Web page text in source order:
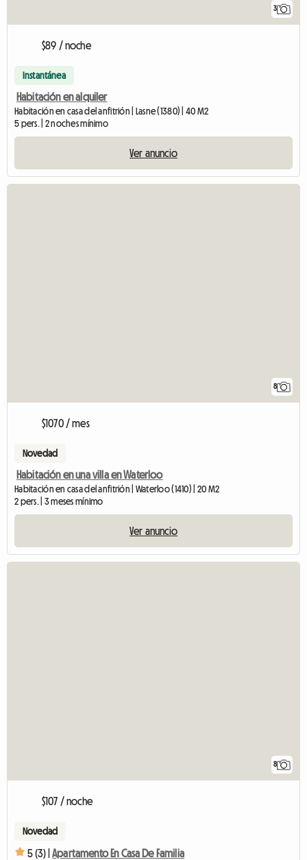
3
$89 / noche
Instantánea
Habitación en alquiler
Habitación en casa del anfitrión | Lasne (1380) | 40 M2
5 pers. | 2 noches mínimo
Ver anuncio
8
$1070 / mes
Novedad
Habitación en una villa en Waterloo
Habitación en casa del anfitrión | Waterloo (1410) | 20 M2
2 pers. | 3 meses mínimo
Ver anuncio
8
$107 / noche
Novedad
5 (3) | Apartamento En Casa De Familia